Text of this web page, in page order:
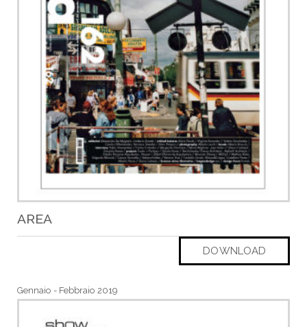
AREA
DOWNLOAD
Gennaio - Febbraio 2019